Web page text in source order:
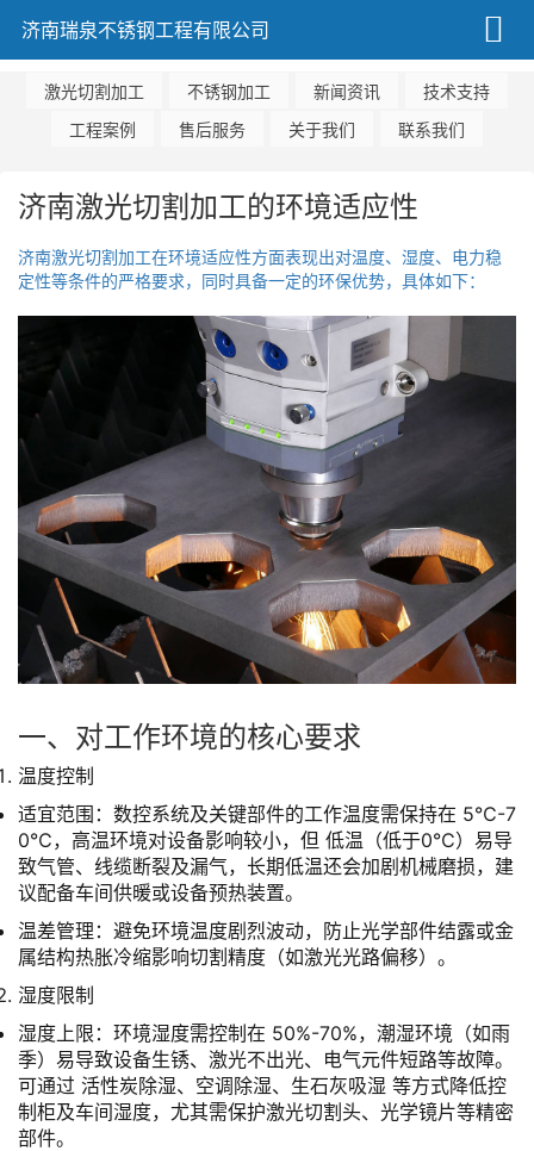
济南瑞泉不锈钢工程有限公司
激光切割加工 不锈钢加工 新闻资讯
技术支持
工程案例
售后服务 关于我们 联系我们
济南激光切割加工的环境适应性
济南激光切割加工在环境适应性方面表现出对温度、湿度、电力稳
定性等条件的严格要求，同时具备一定的环保优势，具体如下：
一、对工作环境的核心要求
温度控制
适宜范围：数控系统及关键部件的工作温度需保持在 5℃-7
0℃，高温环境对设备影响较小，但 低温（低于0℃）易导
致气管、线缆断裂及漏气，长期低温还会加剧机械磨损，建
议配备车间供暖或设备预热装置。
温差管理：避免环境温度剧烈波动，防止光学部件结露或金
属结构热胀冷缩影响切割精度（如激光光路偏移）。
湿度限制
湿度上限：环境湿度需控制在 50%-70%，潮湿环境（如雨
季）易导致设备生锈、激光不出光、电气元件短路等故障。
可通过 活性炭除湿、空调除湿、生石灰吸湿 等方式降低控
制柜及车间湿度，尤其需保护激光切割头、光学镜片等精密
部件。